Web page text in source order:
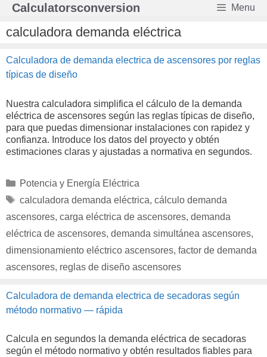
Saltar
contenido
Calculatorsconversion Menu
calculadora demanda eléctrica
Calculadora de demanda electrica de ascensores por reglas
típicas de diseño
Nuestra calculadora simplifica el cálculo de la demanda
eléctrica de ascensores según las reglas típicas de diseño,
para que puedas dimensionar instalaciones con rapidez y
confianza. Introduce los datos del proyecto y obtén
estimaciones claras y ajustadas a normativa en segundos.
Categorías
Potencia y Energía Eléctrica
Etiquetas
calculadora demanda eléctrica, cálculo demanda
ascensores, carga eléctrica de ascensores, demanda
eléctrica de ascensores, demanda simultánea ascensores,
dimensionamiento eléctrico ascensores, factor de demanda
ascensores, reglas de diseño ascensores
Calculadora de demanda electrica de secadoras según
método normativo — rápida
Calcula en segundos la demanda eléctrica de secadoras
según el método normativo y obtén resultados fiables para